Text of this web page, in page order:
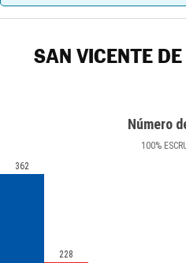
SAN VICENTE
Número
100%
362
228